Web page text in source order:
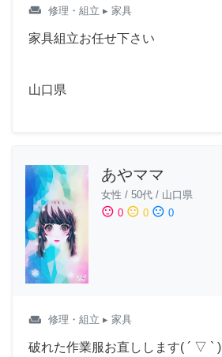
weekend 修理・組立 ▸ 家具
家具組立お任せ下さい
山口県
あやママ
女性 / 50代 / 山口県
sentiment_satisfied 0 sentiment_neutral 0 sentiment_dissatisfied 0
weekend 修理・組立 ▸ 家具
破れた作業服お直しします( ´ ▽ ` )